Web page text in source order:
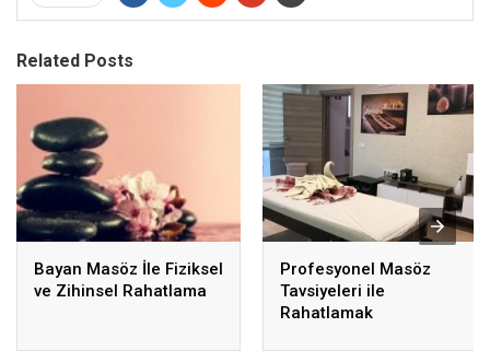
Related Posts
Bayan Masöz İle Fiziksel
ve Zihinsel Rahatlama
Profesyonel Masöz
Tavsiyeleri ile
Rahatlamak